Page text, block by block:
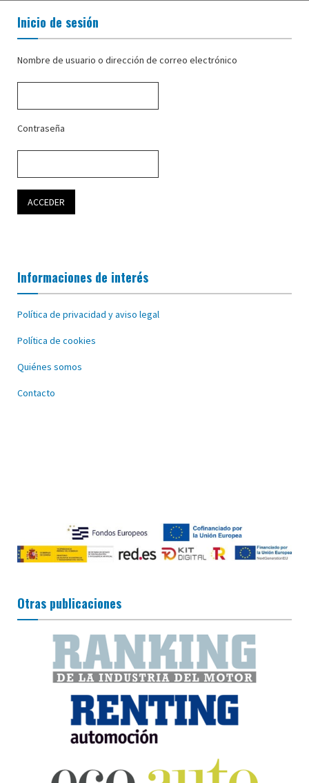
Inicio de sesión
Nombre de usuario o dirección de correo electrónico
Contraseña
Informaciones de interés
Política de privacidad y aviso legal
Política de cookies
Quiénes somos
Contacto
Otras publicaciones